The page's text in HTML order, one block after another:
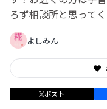
ろず相談所と思ってく
よしみん
ポスト